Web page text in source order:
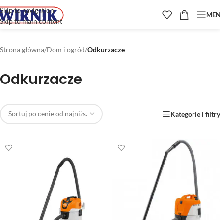
Skip to navigation
Skip to main content
Strona główna/Dom i ogród/Odkurzacze
Odkurzacze
Kategorie i filtry